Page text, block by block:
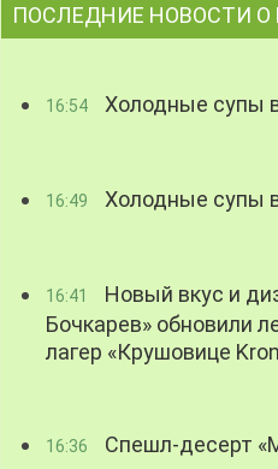
ПОСЛЕДНИЕ НОВОСТИ О
16:54 Холодные супы
16:49 Холодные супы
16:41
Новый вкус и
Бочкарев» обновили
лагер «Крушовице
16:36 Спешл-десерт